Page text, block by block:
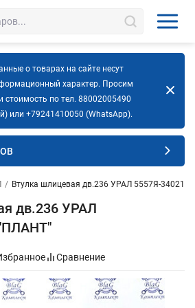
о товарах на сайте несут
характер. Просим
стоимость по тел. 88002005490
или +79241410050 (WhatsApp).
/ Втулка шлицевая дв.236 УРАЛ 5557Я-
дв.236 УРАЛ
Сравнение